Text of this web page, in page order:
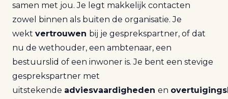
samen met jou. Je legt makkelijk contacten
zowel binnen als buiten de organisatie. Je
wekt vertrouwen bij je gesprekspartner, of dat
nu de wethouder, een ambtenaar, een
bestuurslid of een inwoner is. Je bent een stevige
gesprekspartner met
uitstekende adviesvaardigheden en